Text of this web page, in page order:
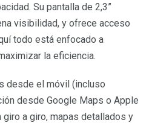
Su pantalla de 2,3”
visibilidad, y ofrece acceso
todo está enfocado a
la eficiencia.
desde el móvil (incluso
desde Google Maps o Apple
a giro, mapas detallados y